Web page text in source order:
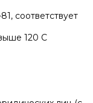
соответствует
120 С